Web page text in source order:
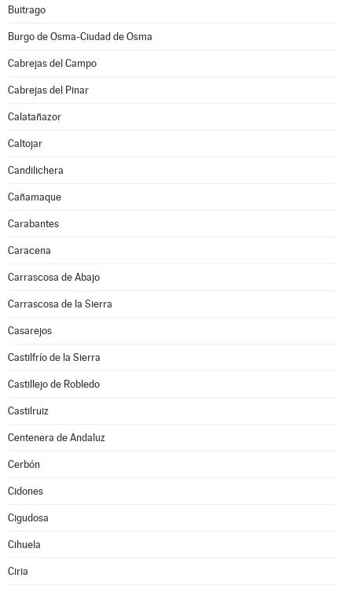
Buitrago
Burgo de Osma-Ciudad de Osma
Cabrejas del Campo
Cabrejas del Pinar
Calatañazor
Caltojar
Candilichera
Cañamaque
Carabantes
Caracena
Carrascosa de Abajo
Carrascosa de la Sierra
Casarejos
Castilfrío de la Sierra
Castillejo de Robledo
Castilruiz
Centenera de Andaluz
Cerbón
Cidones
Cigudosa
Cihuela
Ciria